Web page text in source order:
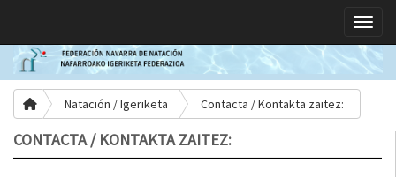
Natación / Igeriketa Contacta / Kontakta zaitez:
CONTACTA / KONTAKTA ZAITEZ: